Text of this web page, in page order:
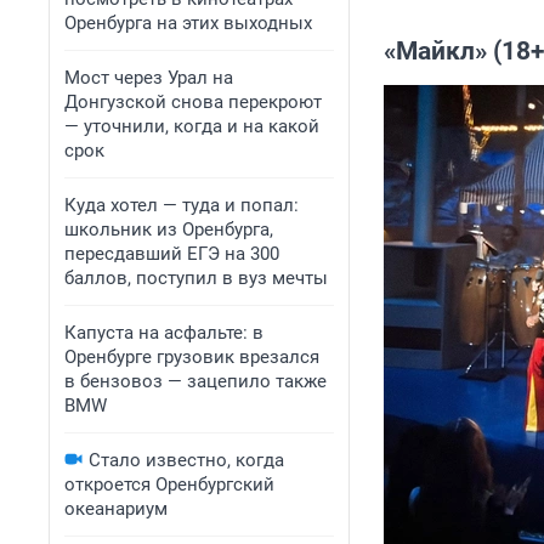
Оренбурга на этих выходных
Мост через Урал на
Донгузской снова перекроют
— уточнили, когда и на какой
срок
Куда хотел — туда и попал:
школьник из Оренбурга,
пересдавший ЕГЭ на 300
баллов, поступил в вуз мечты
Капуста на асфальте: в
Оренбурге грузовик врезался
в бензовоз — зацепило также
BMW
Стало известно, когда
откроется Оренбургский
океанариум
«Майкл»